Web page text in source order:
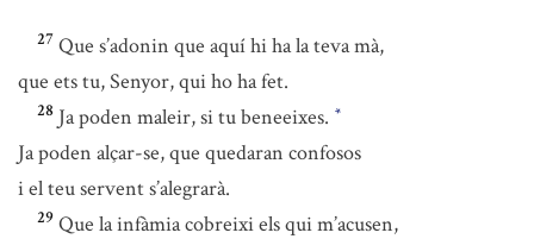
27 Que s’adonin que aquí hi ha la teva mà,
que ets tu, Senyor, qui ho ha fet.
28 Ja poden maleir, si tu beneeixes. *
Ja poden alçar-se, que quedaran confosos
i el teu servent s’alegrarà.
29 Que la infàmia cobreixi els qui m’acusen,